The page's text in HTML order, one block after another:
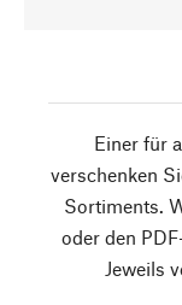
Einer für
verschenken
Sortiments.
oder den
Jeweils